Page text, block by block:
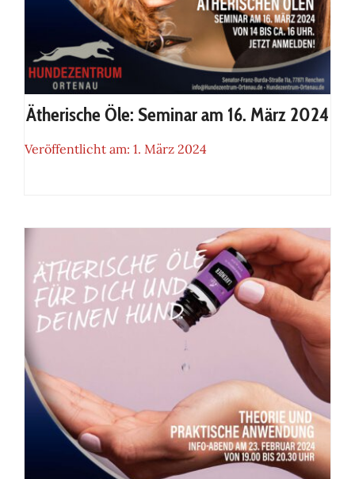
Ätherische Öle: Seminar am 16.
März 2024
Ätherische Öle: Seminar am 16. März 2024
Veröffentlicht am: 1. März 2024